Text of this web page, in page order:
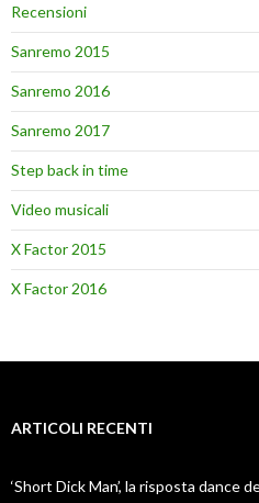
Recensioni
Sanremo 2015
Sanremo 2016
Sanremo 2017
Step back in time
Video musicali
X Factor 2015
X Factor 2016
ARTICOLI RECENTI
‘Short Dick Man’, la risposta dance